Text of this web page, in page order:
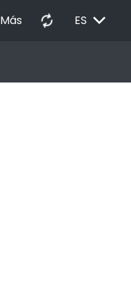
Más autorenew ES EXPAND_MORE